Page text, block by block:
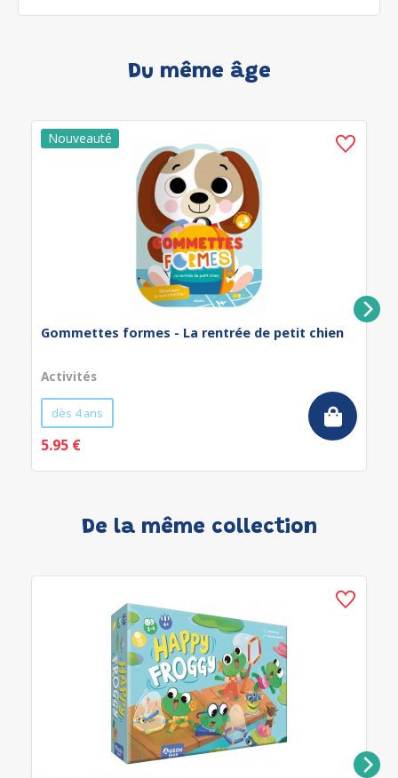
Du même âge
Gommettes formes - La rentrée de petit chien
Activités
dès 4 ans
5.95 €
De la même collection